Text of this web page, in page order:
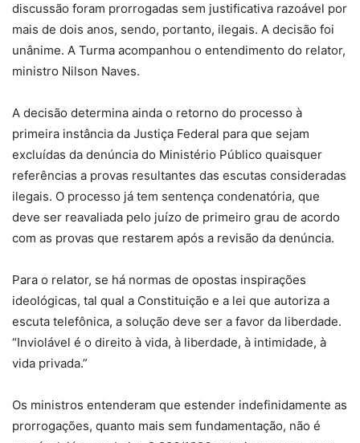
discussão foram prorrogadas sem justificativa razoável por
mais de dois anos, sendo, portanto, ilegais. A decisão foi
unânime. A Turma acompanhou o entendimento do relator,
ministro Nilson Naves.
A decisão determina ainda o retorno do processo à
primeira instância da Justiça Federal para que sejam
excluídas da denúncia do Ministério Público quaisquer
referências a provas resultantes das escutas consideradas
ilegais. O processo já tem sentença condenatória, que
deve ser reavaliada pelo juízo de primeiro grau de acordo
com as provas que restarem após a revisão da denúncia.
Para o relator, se há normas de opostas inspirações
ideológicas, tal qual a Constituição e a lei que autoriza a
escuta telefônica, a solução deve ser a favor da liberdade.
“Inviolável é o direito à vida, à liberdade, à intimidade, à
vida privada.”
Os ministros entenderam que estender indefinidamente as
prorrogações, quanto mais sem fundamentação, não é